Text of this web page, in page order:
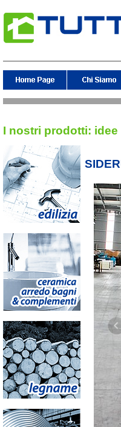
I nostri prodotti: